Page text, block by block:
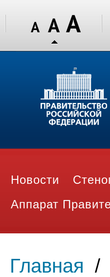
Новости
Аппарат
Главная /